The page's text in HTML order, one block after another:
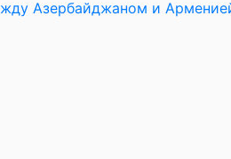
Азербайджаном и